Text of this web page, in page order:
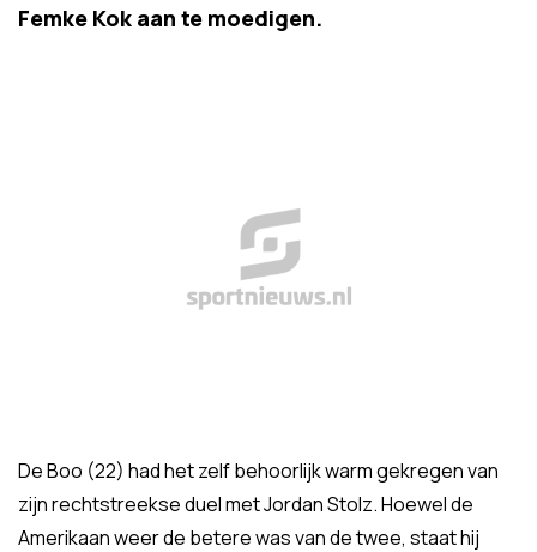
Femke Kok aan te moedigen.
De Boo (22) had het zelf behoorlijk warm gekregen van
zijn rechtstreekse duel met Jordan Stolz. Hoewel de
Amerikaan weer de betere was van de twee, staat hij